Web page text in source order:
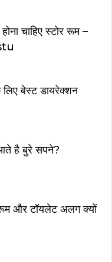
चाहिए स्टोर रूम –
बेस्ट डायरेक्शन
है बुरे सपने?
और टॉयलेट अलग क्यों